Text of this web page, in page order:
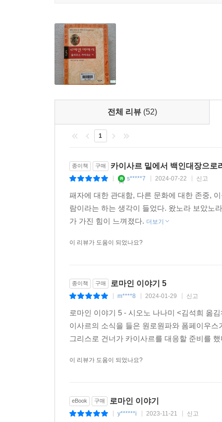
전체 리뷰 (52)
1
종이책 구매 카이사르 밑에서 백인대장으로
s*****7 2024-07-22 신고
패자에 대한 관대함, 다른 문화에 대한 존중,
람이라는 하는 생각이 들었다. 왔노라 보았노
가 가진 힘이 느껴졌다. 더보기
이 리뷰가 도움이 되었나요?
종이책 구매 로마인 이야기 5
m****8 2024-01-29 신고
로마인 이야기 5 - 시오노 나나미 <김석희 옮
이사르의 소식을 들은 원로원파와 폼페이우
그리스로 건너가 카이사르를 대응할 준비를
이 리뷰가 도움이 되었나요?
eBook 구매 로마인 이야기
y******i 2023-11-21 신고